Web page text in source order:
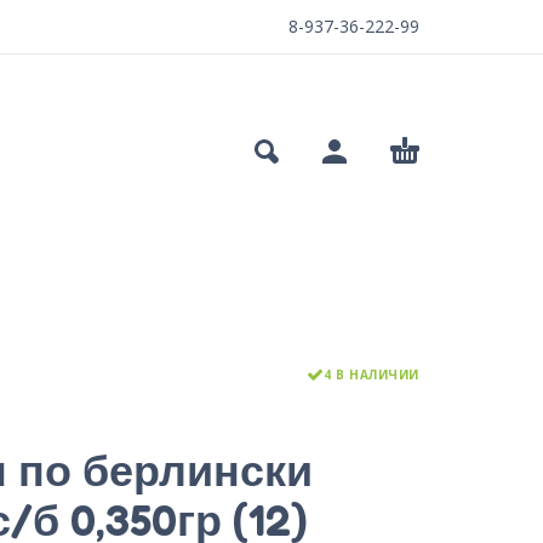
8-937-36-222-99
4 В НАЛИЧИИ
берлински
0,350гр (12)